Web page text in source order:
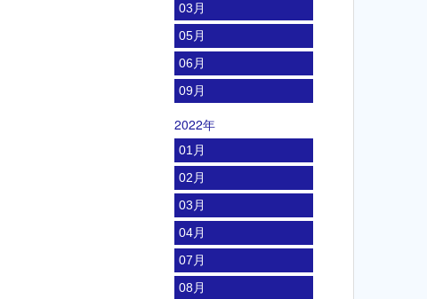
03月
05月
06月
09月
2022年
01月
02月
03月
04月
07月
08月